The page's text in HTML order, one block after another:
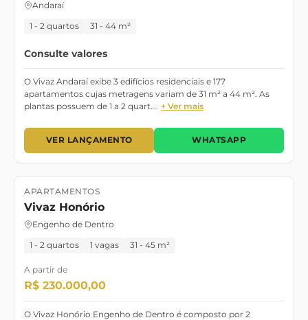
Andaraí
1 - 2 quartos 31 - 44 m²
Consulte valores
O Vivaz Andaraí exibe 3 edifícios residenciais e 177
apartamentos cujas metragens variam de 31 m² a 44 m². As
plantas possuem de 1 a 2 quart… + Ver mais
VER LANÇAMENTO WHATSAPP
Lançamento
APARTAMENTOS
Vivaz Honório
Engenho de Dentro
1 - 2 quartos 1 vagas 31 - 45 m²
A partir de
R$ 230.000,00
O Vivaz Honório Engenho de Dentro é composto por 2